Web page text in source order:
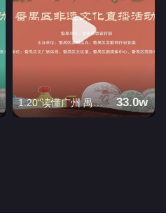
33.0w
1.20“读懂广州 禺见非遗”之广东醒狮篇